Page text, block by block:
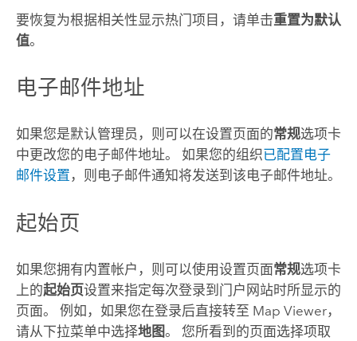
要恢复为根据相关性显示热门项目，请单击重置为默认
值。
电子邮件地址
如果您是默认管理员，则可以在设置页面的常规选项卡
中更改您的电子邮件地址。 如果您的组织已配置电子
邮件设置 ，则电子邮件通知将发送到该电子邮件地址。
起始页
如果您拥有内置帐户，则可以使用设置页面常规选项卡
上的起始页设置来指定每次登录到门户网站时所显示的
页面。
例如，如果您在登录后直接转至 Map Viewer，
请从下拉菜单中选择地图。 您所看到的页面选择项取